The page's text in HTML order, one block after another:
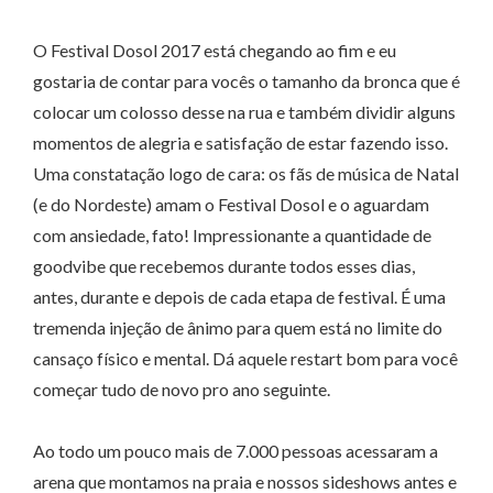
O Festival Dosol 2017 está chegando ao fim e eu
gostaria de contar para vocês o tamanho da bronca que é
colocar um colosso desse na rua e também dividir alguns
momentos de alegria e satisfação de estar fazendo isso.
Uma constatação logo de cara: os fãs de música de Natal
(e do Nordeste) amam o Festival Dosol e o aguardam
com ansiedade, fato! Impressionante a quantidade de
goodvibe que recebemos durante todos esses dias,
antes, durante e depois de cada etapa de festival. É uma
tremenda injeção de ânimo para quem está no limite do
cansaço físico e mental. Dá aquele restart bom para você
começar tudo de novo pro ano seguinte.
Ao todo um pouco mais de 7.000 pessoas acessaram a
arena que montamos na praia e nossos sideshows antes e